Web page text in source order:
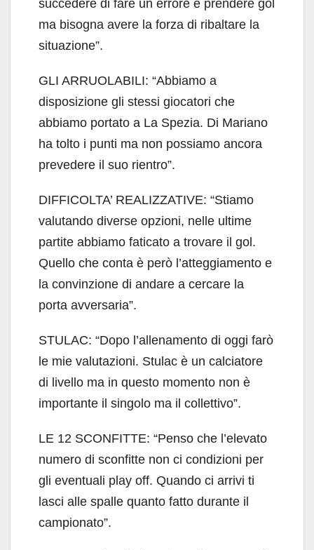
succedere di fare un errore e prendere gol
ma bisogna avere la forza di ribaltare la
situazione”.
GLI ARRUOLABILI: “Abbiamo a
disposizione gli stessi giocatori che
abbiamo portato a La Spezia. Di Mariano
ha tolto i punti ma non possiamo ancora
prevedere il suo rientro”.
DIFFICOLTA’ REALIZZATIVE: “Stiamo
valutando diverse opzioni, nelle ultime
partite abbiamo faticato a trovare il gol.
Quello che conta è però l’atteggiamento e
la convinzione di andare a cercare la
porta avversaria”.
STULAC: “Dopo l’allenamento di oggi farò
le mie valutazioni. Stulac è un calciatore
di livello ma in questo momento non è
importante il singolo ma il collettivo”.
LE 12 SCONFITTE: “Penso che l’elevato
numero di sconfitte non ci condizioni per
gli eventuali play off. Quando ci arrivi ti
lasci alle spalle quanto fatto durante il
campionato”.